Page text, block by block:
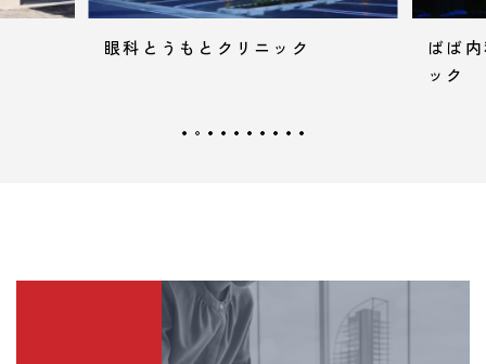
眼科とうもとクリニック
ばば
ック